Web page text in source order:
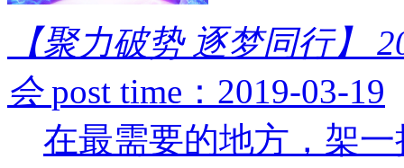
【聚力破势 逐梦同行】
会 post time：2019-03-19
在最需要的地方，架